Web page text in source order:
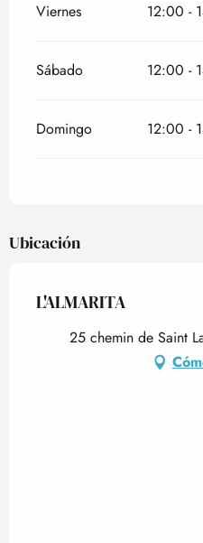
Viernes 12:00 -
Sábado 12:00 -
Domingo 12:00 -
Ubicación
L'ALMARITA
25 chemin de Saint